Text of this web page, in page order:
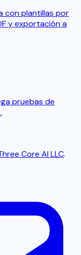
con plantillas por
y exportación a
pruebas de
Core AI LLC.